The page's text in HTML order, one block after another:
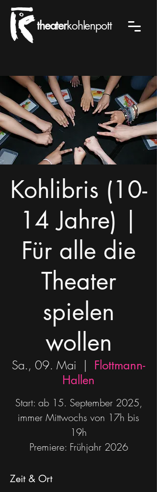
theaterkohlenpott
Kohlibris (10-
14 Jahre) |
Für alle die
Theater
spielen
wollen
Sa., 09. Mai
  |
Flottmann-
Hallen
Start: ab 15. September 2025,
immer Mittwochs von 17h bis
19h
Premiere: Frühjahr 2026
Zeit & Ort